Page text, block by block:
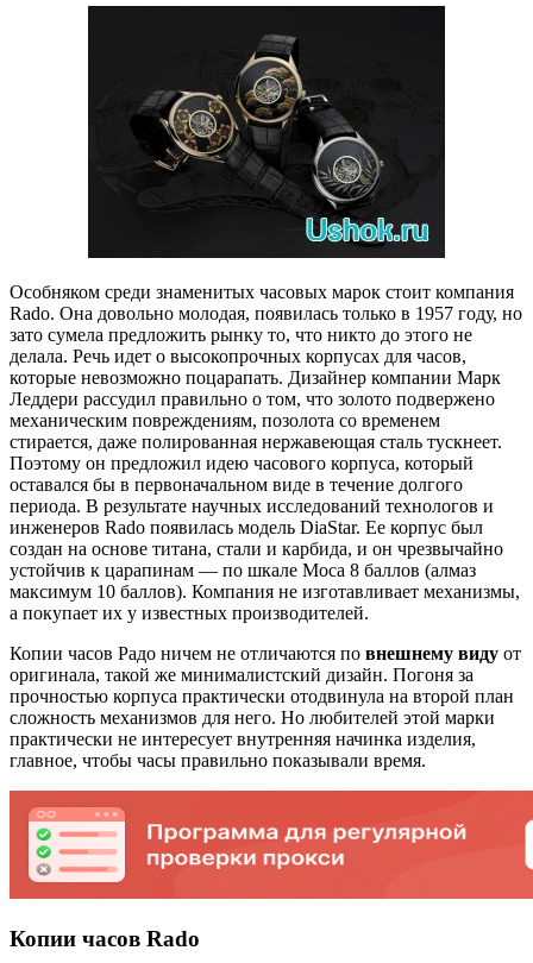
Особняком среди знаменитых часовых марок стоит компания
Rado. Она довольно молодая, появилась только в 1957 году, но
зато сумела предложить рынку то, что никто до этого не
делала. Речь идет о высокопрочных корпусах для часов,
которые невозможно поцарапать. Дизайнер компании Марк
Леддери рассудил правильно о том, что золото подвержено
механическим повреждениям, позолота со временем
стирается, даже полированная нержавеющая сталь тускнеет.
Поэтому он предложил идею часового корпуса, который
оставался бы в первоначальном виде в течение долгого
периода. В результате научных исследований технологов и
инженеров Rado появилась модель DiaStar. Ее корпус был
создан на основе титана, стали и карбида, и он чрезвычайно
устойчив к царапинам — по шкале Моса 8 баллов (алмаз
максимум 10 баллов). Компания не изготавливает механизмы,
а покупает их у известных производителей.
Копии часов Радо ничем не отличаются по внешнему виду от
оригинала, такой же минималистский дизайн. Погоня за
прочностью корпуса практически отодвинула на второй план
сложность механизмов для него. Но любителей этой марки
практически не интересует внутренняя начинка изделия,
главное, чтобы часы правильно показывали время.
Копии часов Rado